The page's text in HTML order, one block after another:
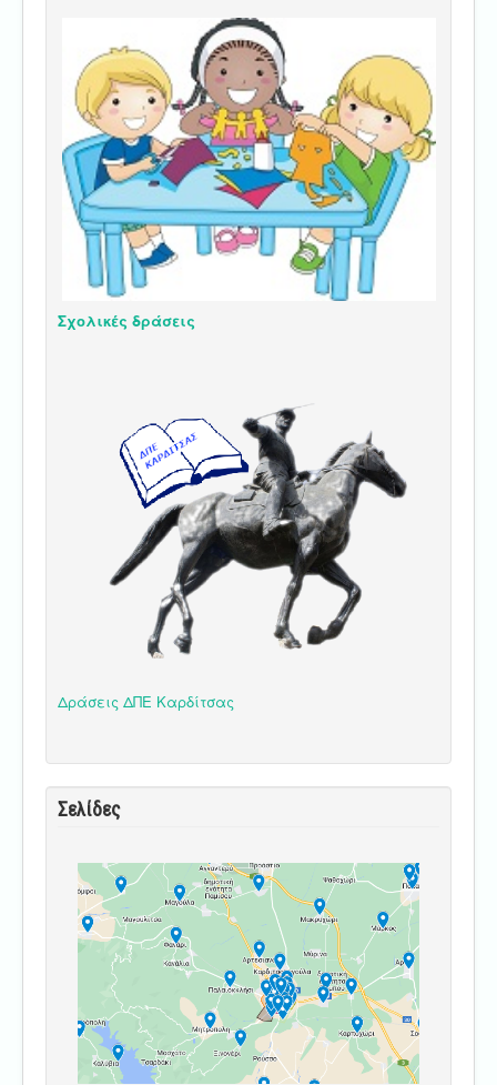
Σχολικές δράσεις
Δράσεις ΔΠΕ Καρδίτσας
Σελίδες